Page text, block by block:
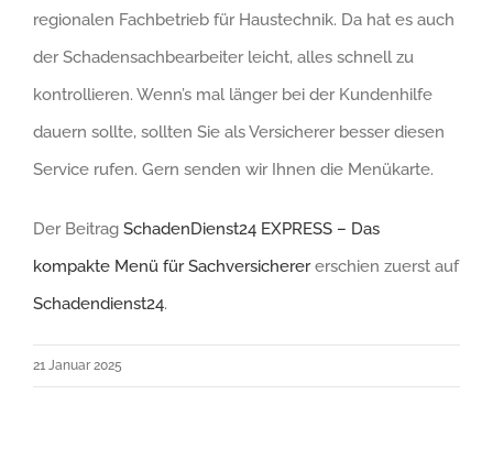
regionalen Fachbetrieb für Haustechnik. Da hat es auch
der Schadensachbearbeiter leicht, alles schnell zu
kontrollieren. Wenn’s mal länger bei der Kundenhilfe
dauern sollte, sollten Sie als Versicherer besser diesen
Service rufen. Gern senden wir Ihnen die Menükarte.
Der Beitrag SchadenDienst24 EXPRESS – Das
kompakte Menü für Sachversicherererschien zuerst auf
Schadendienst24.
21 Januar 2025